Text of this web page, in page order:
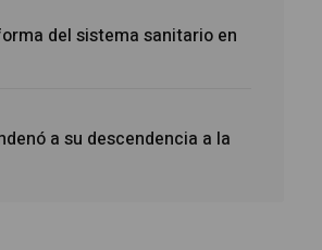
del sistema sanitario en
a su descendencia a la